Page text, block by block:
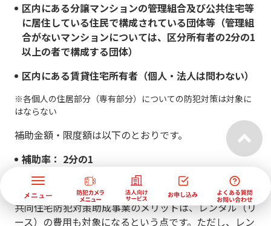
区内にある分譲マンションの管理組合及び公共住宅等
に居住している住民で構成されている団体等（管理組
合がないマンションについては、区分所有者の2分の1
以上の者で構成する団体）
区内にある賃貸住宅所有者（個人・法人は問わない）
※各個人の住居部分（専有部分）についての防犯対策は対象に
はならない
補助金額・限度額は以下のとおりです。
補助率： 2分の1
限度額：50万円
共同住宅防犯対策助成事業のメリットは、レンタル（リ
ース）の費用も対象になるという点です。ただし、レン